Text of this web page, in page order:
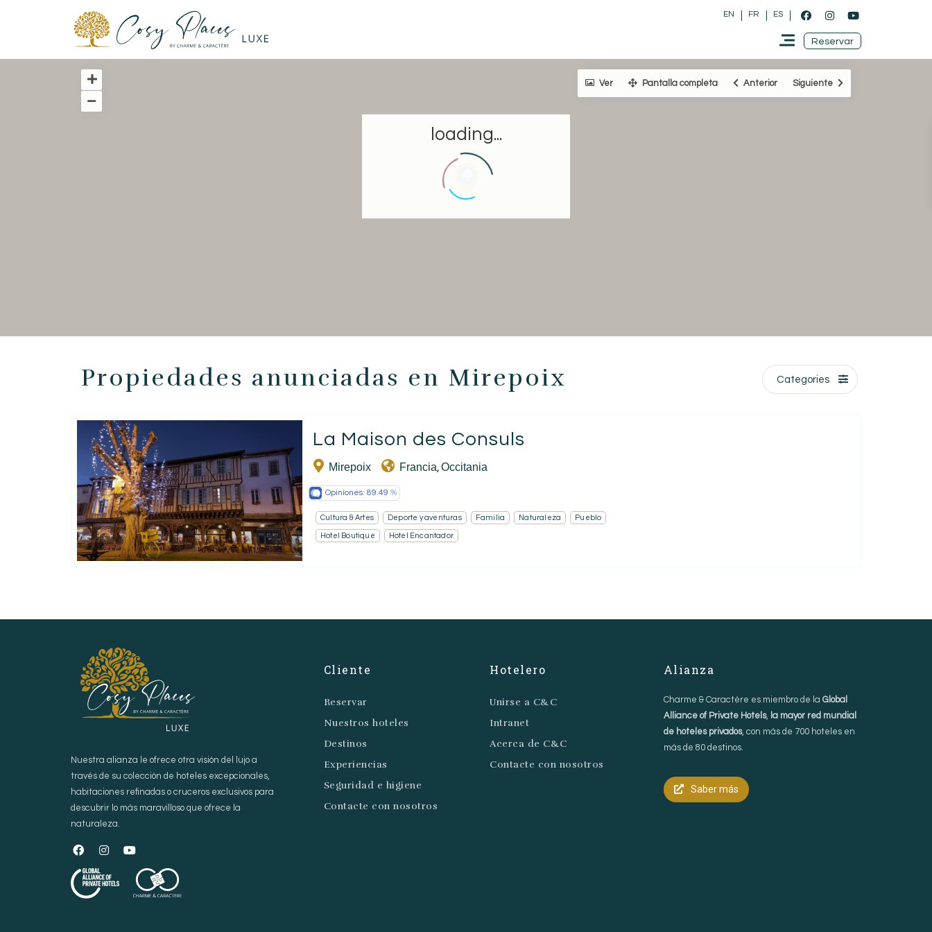
EN FR ES
EN FR ES
Reservar
loading...
Ver Pantalla completa Anterior Siguiente
Propiedades anunciadas en Mirepoix Categories
La Maison des Consuls
Mirepoix Francia, Occitania
Opiniones: 89.49
Cultura & Artes Deporte y aventuras Familia Naturaleza Pueblo
Hotel Boutique Hotel Encantador
Nuestra alianza le ofrece otra visión del lujo a
través de su colección de hoteles excepcionales,
habitaciones refinadas o cruceros exclusivos para
descubrir lo más maravilloso que ofrece la
naturaleza.
Cliente
Reservar
Nuestros hoteles
Destinos
Experiencias
Seguridad e higiene
Contacte con nosotros
Hotelero
Unirse a C&C
Intranet
Acerca de C&C
Contacte con nosotros
Alianza
Charme & Caractère es miembro de la Global
Alliance of Private Hotels, la mayor red mundial
de hoteles privados, con más de 700 hoteles en
más de 80 destinos.
Saber más